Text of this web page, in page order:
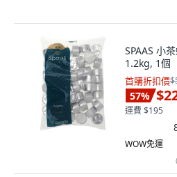
SPAAS 小
1.2kg, 1個
首購折扣價
57%
運費 $195
WOW免運
(